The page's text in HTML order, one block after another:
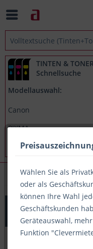
TINTEN &
Schnellsuche
Modellauswahl:
Canon PIXMA TS6350a
Original Tinte Canon
pigmentschwarz
Wählen Sie als
oder als
können Ihre Wahl
Geschäftskunden
Geräteauswahl,
Funktion